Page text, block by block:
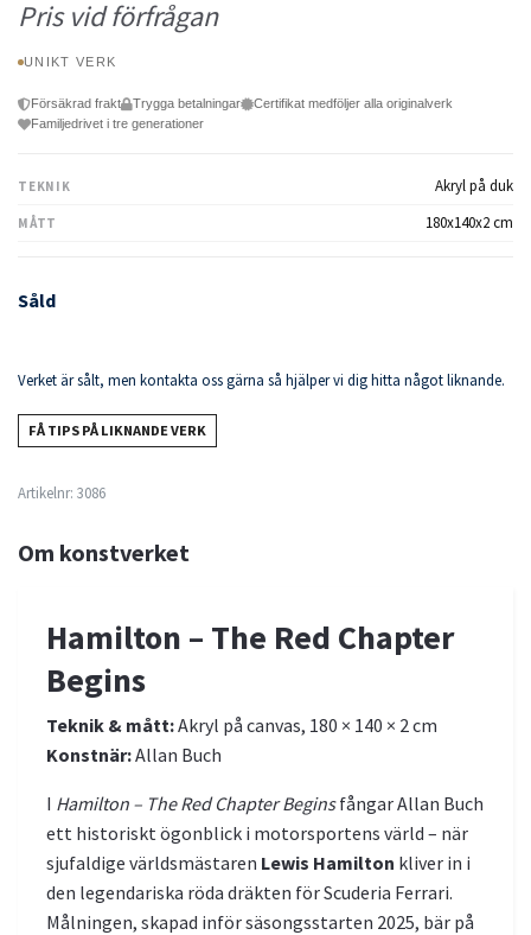
Pris vid förfrågan
UNIKT VERK
Försäkrad frakt Trygga betalningar
Certifikat medföljer alla originalverk
Familjedrivet i tre generationer
TEKNIK Akryl på duk
MÅTT 180x140x2 cm
Såld
Verket är sålt, men kontakta oss gärna så hjälper vi dig hitta något liknande.
FÅ TIPS PÅ LIKNANDE VERK
Artikelnr: 3086
Om konstverket
Hamilton – The Red Chapter
Begins
Teknik & mått:Akryl på canvas, 180 × 140 × 2 cm
Konstnär:Allan Buch
I Hamilton – The Red Chapter Beginsfångar Allan Buch
ett historiskt ögonblick i motorsportens värld – när
sju­faldige världsmästaren Lewis Hamilton kliver in i
den legendariska röda dräkten för Scuderia Ferrari.
Målningen, skapad inför säsongsstarten 2025, bär på